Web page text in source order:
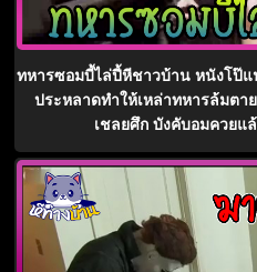
ทหารซอมบี้ไล่ปี้หีชาวบ้าน หนังโป๊แ
ประหลาดทำให้เหล่าทหารล้มต
เชลยศึก บังคับอมควยแ